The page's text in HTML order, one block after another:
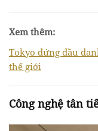
Xem thêm:
Tokyo đứng đầu
thế giới
Công nghệ tân